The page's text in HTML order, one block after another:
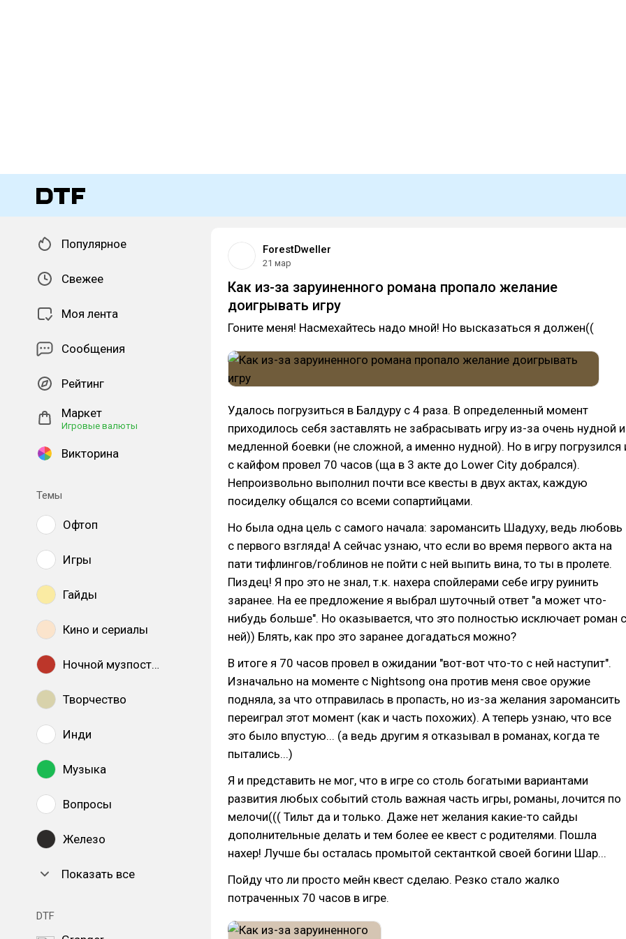
Популярное
Свежее
Моя лента
Сообщения
Рейтинг
Маркет
Игровые валюты
Викторина
Темы
Офтоп
Игры
Гайды
Кино и сериалы
Ночной музпостинг
Творчество
Инди
Музыка
Вопросы
Железо
Показать все
DTF
ForestDweller
21 мар
Как из-за заруиненного романа пропало желание
доигрывать игру
Гоните меня! Насмехайтесь надо мной! Но высказаться я должен((
Удалось погрузиться в Балдуру с 4 раза. В определенный момент
приходилось себя заставлять не забрасывать игру из-за очень нудной и
медленной боевки (не сложной, а именно нудной). Но в игру погрузился
с кайфом провел 70 часов (ща в 3 акте до Lower City добрался).
Непроизвольно выполнил почти все квесты в двух актах, каждую
посиделку общался со всеми сопартийцами.
Но была одна цель с самого начала: заромансить Шадуху, ведь любовь
с первого взгляда! А сейчас узнаю, что если во время первого акта на
пати тифлингов/гоблинов не пойти с ней выпить вина, то ты в пролете.
Пиздец! Я про это не знал, т.к. нахера спойлерами себе игру руинить
заранее. На ее предложение я выбрал шуточный ответ "а может что-
нибудь больше". Но оказывается, что это полностью исключает роман с
ней)) Блять, как про это заранее догадаться можно?
В итоге я 70 часов провел в ожидании "вот-вот что-то с ней наступит".
Изначально на моменте с Nightsong она против меня свое оружие
подняла, за что отправилась в пропасть, но из-за желания заромансить
переиграл этот момент (как и часть похожих). А теперь узнаю, что все
это было впустую... (а ведь другим я отказывал в романах, когда те
пытались...)
Я и представить не мог, что в игре со столь богатыми вариантами
развития любых событий столь важная часть игры, романы, лочится по
мелочи((( Тильт да и только. Даже нет желания какие-то сайды
дополнительные делать и тем более ее квест с родителями. Пошла
нахер! Лучше бы осталась промытой сектанткой своей богини Шар...
Пойду что ли просто мейн квест сделаю. Резко стало жалко
потраченных 70 часов в игре.